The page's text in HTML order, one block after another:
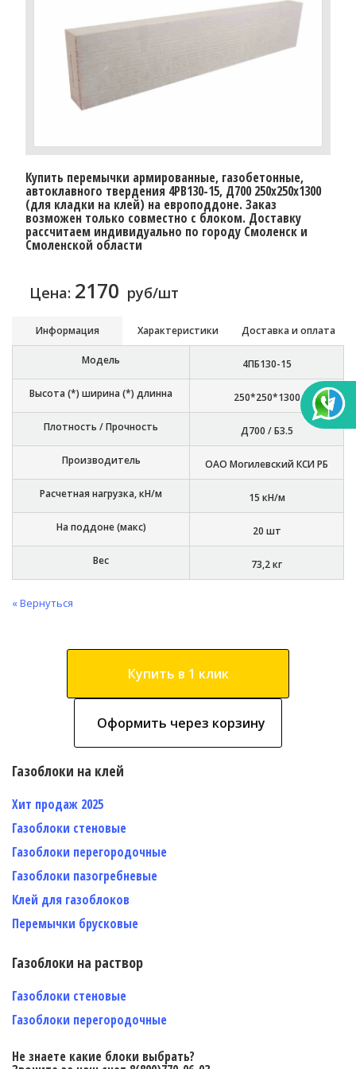
Купить перемычки армированные, газобетонные,
автоклавного твердения 4PB130-15, Д700 250х250х1300
(для кладки на клей) на европоддоне. Заказ
возможен только совместно с блоком. Доставку
расcчитаем индивидуально по городу Смоленск и
Смоленской области
Цена: 2170 руб/шт
Информация Характеристики Доставка и оплата
Модель 4ПБ130-15
Высота (*) ширина (*) длинна 250*250*1300
Плотность / Прочность Д700 / Б3.5
Производитель ОАО Могилевский КСИ РБ
Расчетная нагрузка, кН/м 15 кН/м
На поддоне (макс) 20 шт
Вес 73,2 кг
« Вернуться
Купить в 1 клик
Оформить через корзину
Газоблоки на клей
Хит продаж 2025
Газоблоки стеновые
Газоблоки перегородочные
Газоблоки пазогребневые
Клей для газоблоков
Перемычки брусковые
Газоблоки на раствор
Газоблоки стеновые
Газоблоки перегородочные
Не знаете какие блоки выбрать?